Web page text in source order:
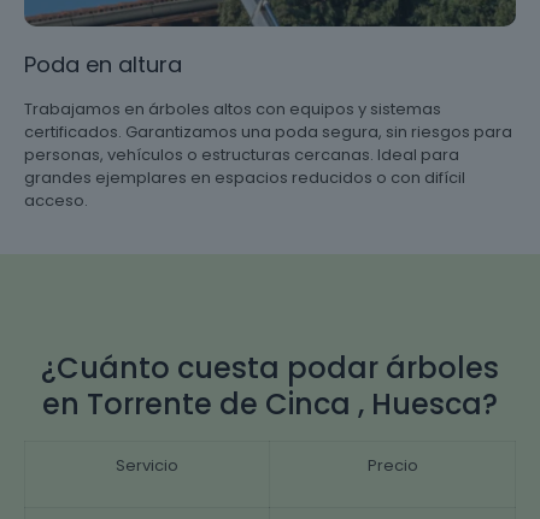
Poda en altura
Trabajamos en árboles altos con equipos y sistemas
certificados. Garantizamos una poda segura, sin riesgos para
personas, vehículos o estructuras cercanas. Ideal para
grandes ejemplares en espacios reducidos o con difícil
acceso.
¿Cuánto cuesta podar árboles
en Torrente de Cinca , Huesca?
Servicio Precio